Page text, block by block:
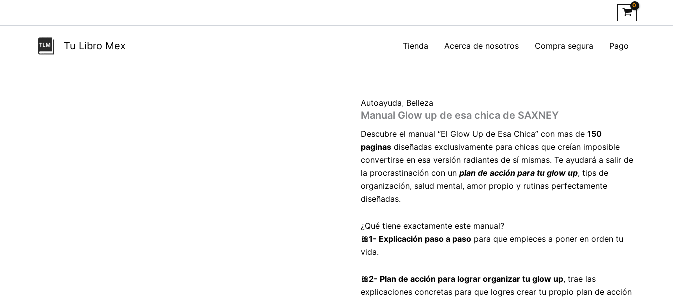
Tu Libro Mex Tienda Acerca de nosotros Compra segura Pago
Autoayuda, Belleza
Manual Glow up de esa chica de SAXNEY
Descubre el manual “El Glow Up de Esa Chica” con mas de 150
paginas diseñadas exclusivamente para chicas que creían imposible
convertirse en esa versión radiantes de sí mismas. Te ayudará a salir de
la procrastinación con un plan de acción para tu glow up, tips de
organización, salud mental, amor propio y rutinas perfectamente
diseñadas.
¿Qué tiene exactamente este manual?
🎀1- Explicación paso a paso para que empieces a poner en orden tu
vida.
🎀2- Plan de acción para lograr organizar tu glow up, trae las
explicaciones concretas para que logres crear tu propio plan de acción
SAXNEY